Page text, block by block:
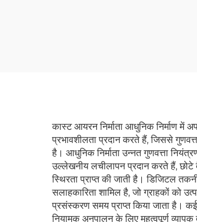
कास्ट आयरन निर्माता आधुनिक निर्माण
प्रभावशीलता प्रदान करते हैं, जिससे
है। आधुनिक निर्माता उन्नत गुणवत्ता
उल्लेखनीय लचीलापन प्रदान करते हैं, छोटे
स्थिरता प्राप्त की जाती है। डिजिटल
सलाहकारिता शामिल है, जो ग्राहकों को
प्रसंस्करण समय प्राप्त किया जाता है। कई
नियामक अनुपालन के लिए महत्वपूर्ण